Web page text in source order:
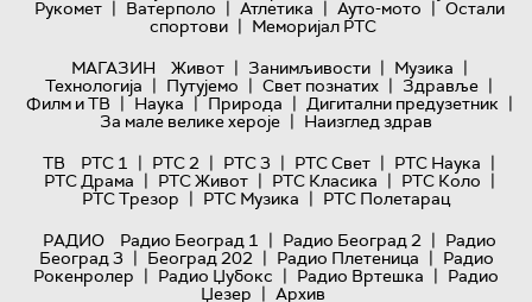
Рукомет | Ватерполо | Атлетика | Ауто-мото | Остали
спортови | Меморијал РТС
МАГАЗИН
Живот | Занимљивости | Музика |
Технологијa | Путујемо | Свет познатих | Здравље |
Филм и ТВ | Наука | Природа | Дигитални предузетник |
За мале велике хероје | Наизглед здрав
ТВ
РТС 1 | РТС 2 | РТС 3 | РТС Свет | РТС Наука |
РТС Драма | РТС Живот | РТС Класика | РТС Коло |
РТС Трезор | РТС Музика | РТС Полетарац
РАДИО
Радио Београд 1 | Радио Београд 2 | Радио
Београд 3 | Београд 202 | Радио Плетеница | Радио
Рокенролер | Радио Џубокс | Радио Вртешка | Радио
Џезер | Архив